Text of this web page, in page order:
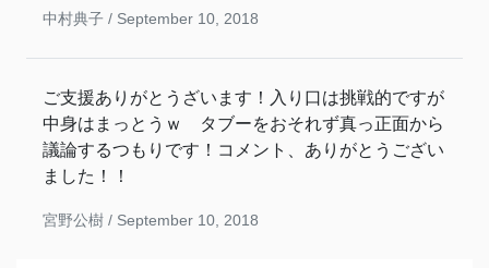
中村典子 / September 10, 2018
ご支援ありがとうざいます！入り口は挑戦的ですが
中身はまっとうｗ タブーをおそれず真っ正面から
議論するつもりです！コメント、ありがとうござい
ました！！
宮野公樹 / September 10, 2018